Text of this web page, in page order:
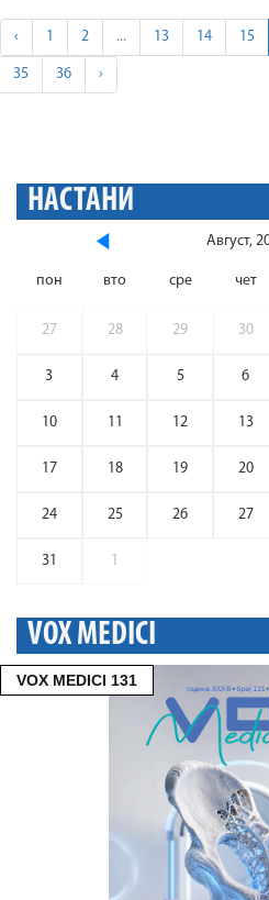
‹ 1 2 ... 13 14 15
35 36 ›
НАСТАНИ
Август,
пон вто сре чет
27 28 29 30
3 4 5 6
10 11 12 13
17 18 19 20
24 25 26 27
31 1
VOX MEDICI
VOX MEDICI 131